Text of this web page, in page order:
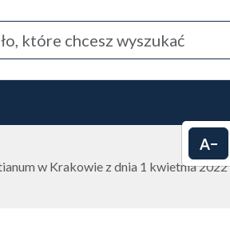
w Krakowie z dnia 1 kwietnia